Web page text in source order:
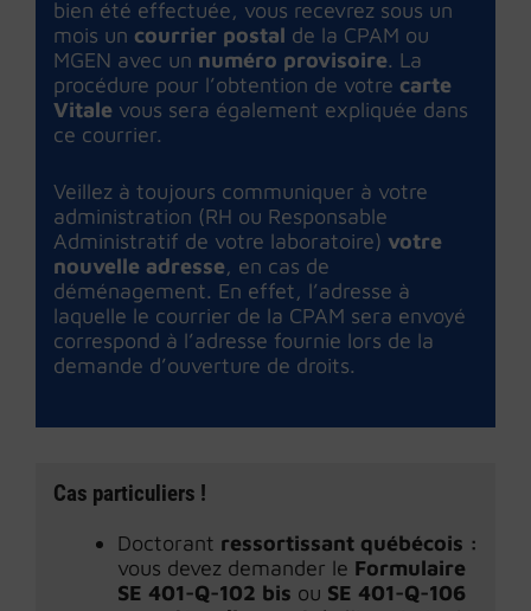
bien été effectuée, vous recevrez sous un
mois un courrier postal de la CPAM ou
MGEN avec un numéro provisoire. La
procédure pour l’obtention de votre carte
Vitale vous sera également expliquée dans
ce courrier.
Veillez à toujours communiquer à votre
administration (RH ou Responsable
Administratif de votre laboratoire) votre
nouvelle adresse, en cas de
déménagement. En effet, l’adresse à
laquelle le courrier de la CPAM sera envoyé
correspond à l’adresse fournie lors de la
demande d’ouverture de droits.
Cas particuliers !
Doctorant ressortissant québécois :
vous devez demander le Formulaire
SE 401-Q-102 bis ou SE 401-Q-106